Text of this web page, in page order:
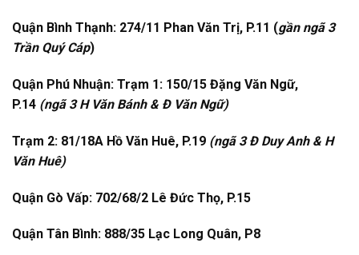
Quận Bình Thạnh: 274/11 Phan Văn Trị, P.11 (gần ngã 3
Trần Quý Cáp)
Quận Phú Nhuận: Trạm 1: 150/15 Đặng Văn Ngữ,
P.14 (ngã 3 H Văn Bánh & Đ Văn Ngữ)
Trạm 2: 81/18A Hồ Văn Huê, P.19 (ngã 3 Đ Duy Anh & H
Văn Huê)
Quận Gò Vấp: 702/68/2 Lê Đức Thọ, P.15
Quận Tân Bình: 888/35 Lạc Long Quân, P8